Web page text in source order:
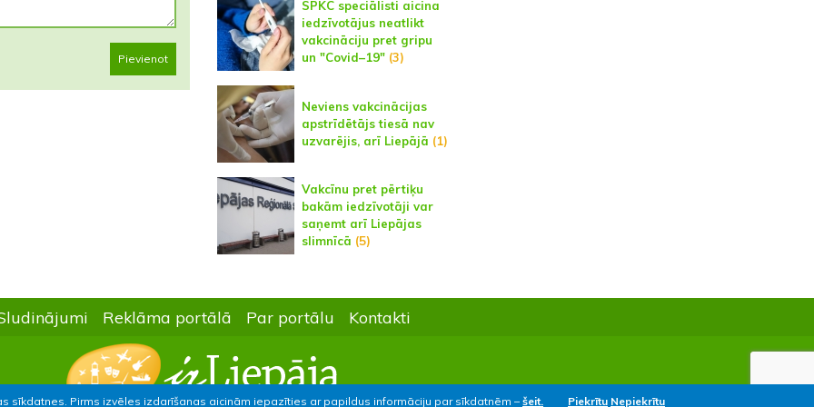
sīkdatnes. Pirms izvēles izdarīšanas aicinām iepazīties ar papildus informāciju par sīkdatnēm – šeit. Piekrītu Nepiekrītu
Pievienot
SPKC speciālisti aicina
iedzīvotājus neatlikt
vakcināciju pret gripu
un "Covid–19"(3)
Neviens vakcinācijas
apstrīdētājs tiesā nav
uzvarējis, arī Liepājā (1)
Vakcīnu pret pērtiķu
bakām iedzīvotāji var
saņemt arī Liepājas
slimnīcā (5)
Reklāma portālā Par portālu Kontakti